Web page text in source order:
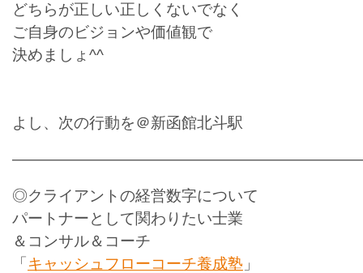
どちらが正しい正しくないでなく
ご自身のビジョンや価値観で
決めましょ^^
よし、次の行動を＠新函館北斗駅
◎クライアントの経営数字について
パートナーとして関わりたい士業
＆コンサル＆コーチ
「キャッシュフローコーチ養成塾 」